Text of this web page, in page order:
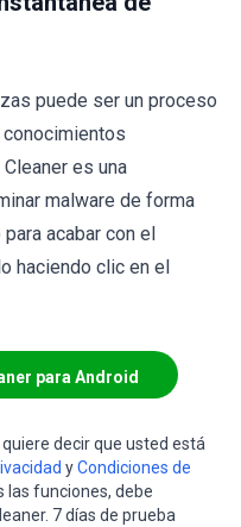
puede ser un proceso
es una
malware de forma
acabar con el
haciendo clic en el
para Android
decir que usted está
yCondiciones de
las funciones, debe
7 días de prueba